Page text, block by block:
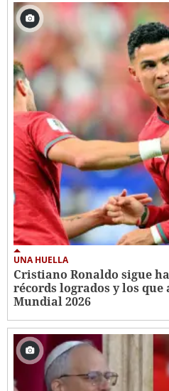
UNA HUELLA
Cristiano Ronaldo sigue
récords logrados y los que
Mundial 2026